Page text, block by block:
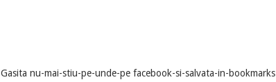
Gasita nu-mai-stiu-pe-unde-pe facebook-si-salvata-in-bookmarks